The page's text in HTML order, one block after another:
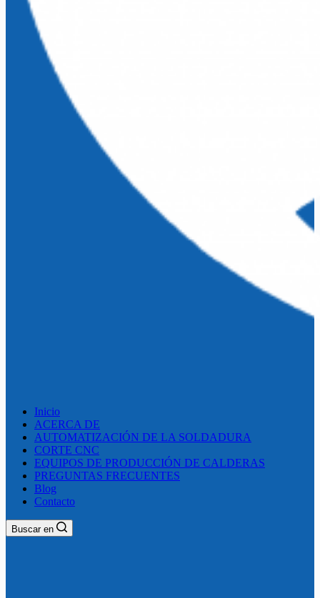
Inicio
ACERCA DE
AUTOMATIZACIÓN DE LA SOLDADURA
CORTE CNC
EQUIPOS DE PRODUCCIÓN DE CALDERAS
PREGUNTAS FRECUENTES
Blog
Contacto
Buscar en